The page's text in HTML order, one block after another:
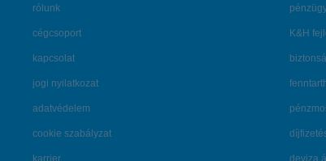
rólunk
cégcsoport
kapcsolat
jogi nyilatkozat
adatvédelem
cookie szabályzat
karrier
K&H
deviza